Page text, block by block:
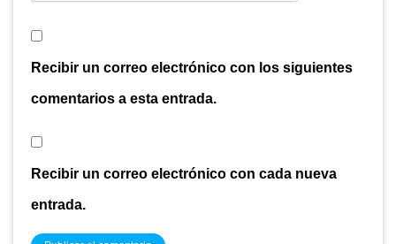
Recibir un correo electrónico con los siguientes
comentarios a esta entrada.
Recibir un correo electrónico con cada nueva
entrada.